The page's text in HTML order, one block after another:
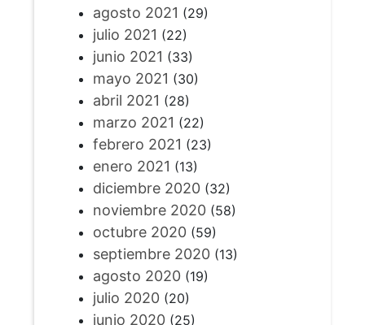
agosto 2021 (29)
julio 2021 (22)
junio 2021 (33)
mayo 2021 (30)
abril 2021 (28)
marzo 2021 (22)
febrero 2021 (23)
enero 2021 (13)
diciembre 2020(32)
noviembre 2020(58)
octubre 2020(59)
septiembre 2020(13)
agosto 2020(19)
julio 2020(20)
junio 2020(25)